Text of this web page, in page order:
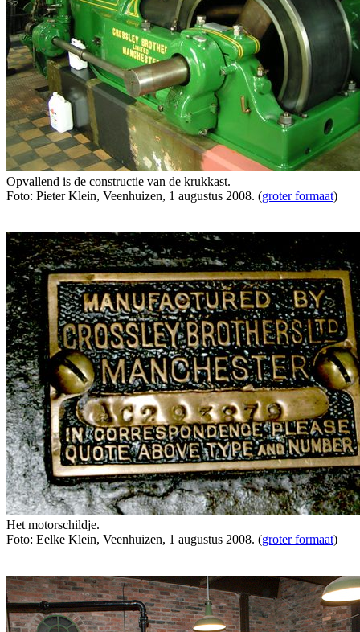
Opvallend is de constructie van de krukkast.
Foto: Pieter Klein, Veenhuizen, 1 augustus 2008. (groter formaat)
Het motorschildje.
Foto: Eelke Klein, Veenhuizen, 1 augustus 2008. (groter formaat)